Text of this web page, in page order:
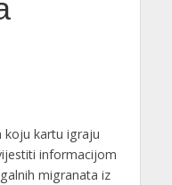
koju kartu igraju
informacijom
migranata iz